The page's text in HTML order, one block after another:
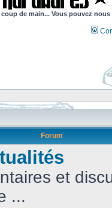
de main... Vous pouvez
Forum
et
...